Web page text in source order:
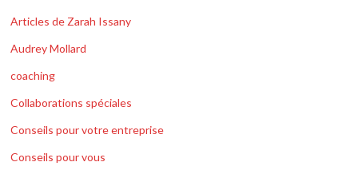
Articles de Zarah Issany
Audrey Mollard
coaching
Collaborations spéciales
Conseils pour votre entreprise
Conseils pour vous